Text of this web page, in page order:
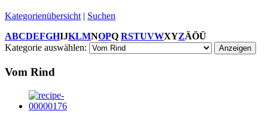
Kategorienübersicht | Suchen
ABCDEFGHIJKLMNOPQ RSTUVWXYZÄÖÜ
Kategorie auswählen:
Vom Rind